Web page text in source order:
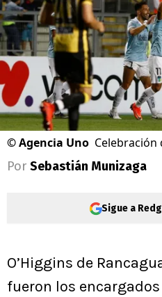
©Agencia Uno Celebración
Por Sebastián Munizaga
Sigue a
O’Higgins de
fueron los